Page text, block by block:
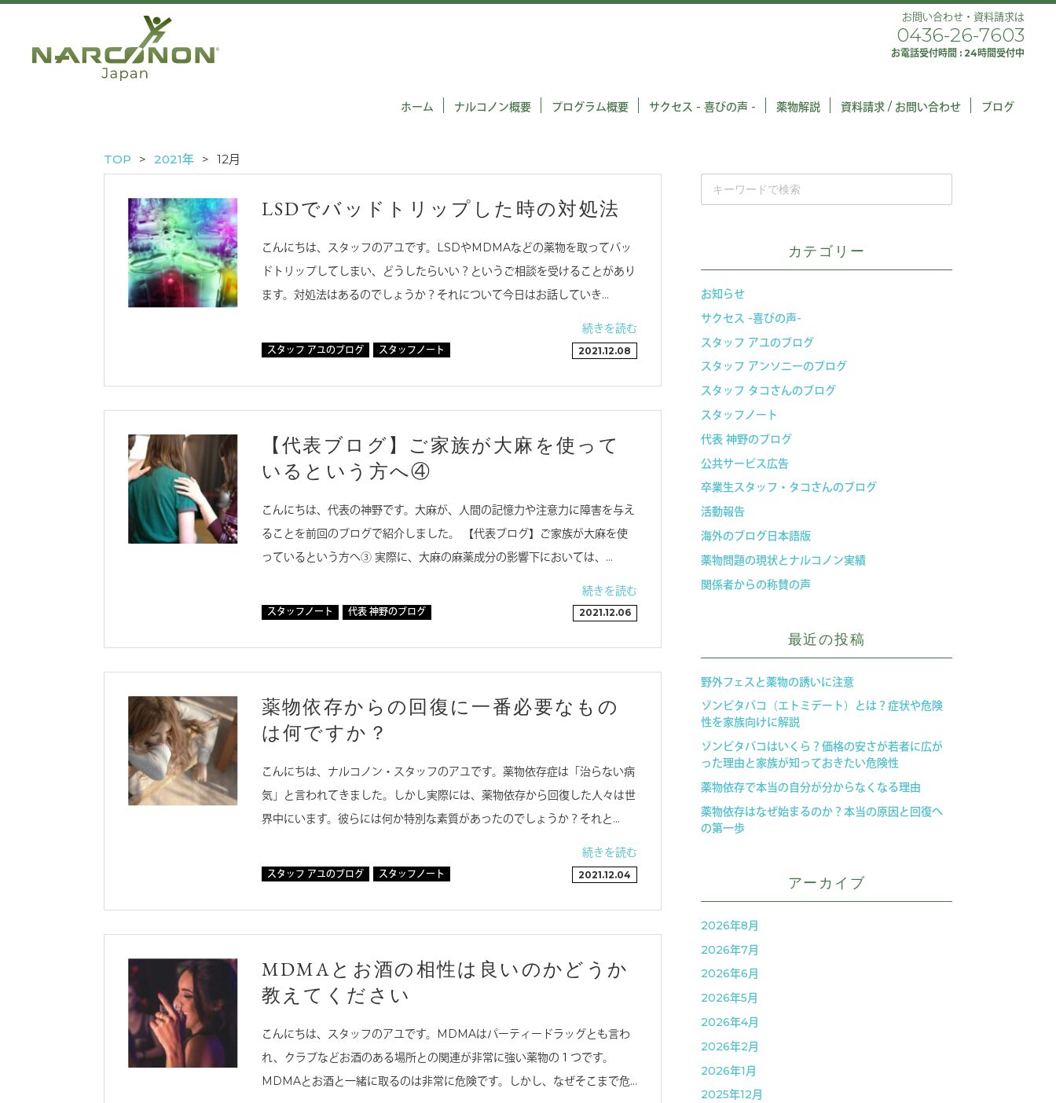
お問い合わせ・資料請求は
0436-26-7603
お電話受付時間 : 24時間受付中
ホーム ナルコノン概要 プログラム概要 サクセス - 喜びの声 - 薬物解説 資料請求 / お問い合わせ ブログ
TOP 2021年 12月
LSDでバッドトリップした時の対処法
こんにちは、スタッフのアユです。LSDやMDMAなどの薬物を取ってバッ
ドトリップしてしまい、どうしたらいい？というご相談を受けることがあり
ます。対処法はあるのでしょうか？それについて今日はお話していき…
続きを読む
スタッフ アユのブログ スタッフノート 2021.12.08
【代表ブログ】ご家族が大麻を使って
いるという方へ④
こんにちは、代表の神野です。大麻が、人間の記憶力や注意力に障害を与え
ることを前回のブログで紹介しました。 【代表ブログ】ご家族が大麻を使
っているという方へ③ 実際に、大麻の麻薬成分の影響下においては、…
続きを読む
スタッフノート 代表 神野のブログ 2021.12.06
薬物依存からの回復に一番必要なもの
は何ですか？
こんにちは、ナルコノン・スタッフのアユです。薬物依存症は「治らない病
気」と言われてきました。しかし実際には、薬物依存から回復した人々は世
界中にいます。彼らには何か特別な素質があったのでしょうか？それと…
続きを読む
スタッフ アユのブログ スタッフノート 2021.12.04
MDMAとお酒の相性は良いのかどうか
教えてください
こんにちは、スタッフのアユです。MDMAはパーティードラッグとも言わ
れ、クラブなどお酒のある場所との関連が非常に強い薬物の１つです。
MDMAとお酒と一緒に取るのは非常に危険です。しかし、なぜそこまで危…
カテゴリー
お知らせ
サクセス -喜びの声-
スタッフ アユのブログ
スタッフ アンソニーのブログ
スタッフ タコさんのブログ
スタッフノート
代表 神野のブログ
公共サービス広告
卒業生スタッフ・タコさんのブログ
活動報告
海外のブログ日本語版
薬物問題の現状とナルコノン実績
関係者からの称賛の声
最近の投稿
野外フェスと薬物の誘いに注意
ゾンビタバコ（エトミデート）とは？症状や危険
性を家族向けに解説
ゾンビタバコはいくら？価格の安さが若者に広が
った理由と家族が知っておきたい危険性
薬物依存で本当の自分が分からなくなる理由
薬物依存はなぜ始まるのか？本当の原因と回復へ
の第一歩
アーカイブ
2026年8月
2026年7月
2026年6月
2026年5月
2026年4月
2026年2月
2026年1月
2025年12月